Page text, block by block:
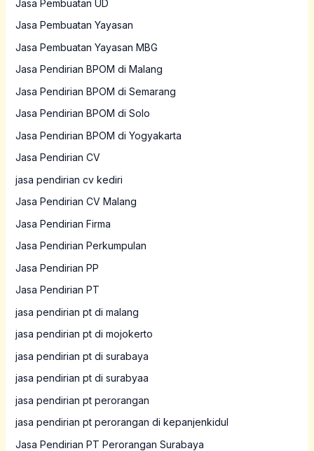
Jasa Pembuatan UD
Jasa Pembuatan Yayasan
Jasa Pembuatan Yayasan MBG
Jasa Pendirian BPOM di Malang
Jasa Pendirian BPOM di Semarang
Jasa Pendirian BPOM di Solo
Jasa Pendirian BPOM di Yogyakarta
Jasa Pendirian CV
jasa pendirian cv kediri
Jasa Pendirian CV Malang
Jasa Pendirian Firma
Jasa Pendirian Perkumpulan
Jasa Pendirian PP
Jasa Pendirian PT
jasa pendirian pt di malang
jasa pendirian pt di mojokerto
jasa pendirian pt di surabaya
jasa pendirian pt di surabyaa
jasa pendirian pt perorangan
jasa pendirian pt perorangan di kepanjenkidul
Jasa Pendirian PT Perorangan Surabaya